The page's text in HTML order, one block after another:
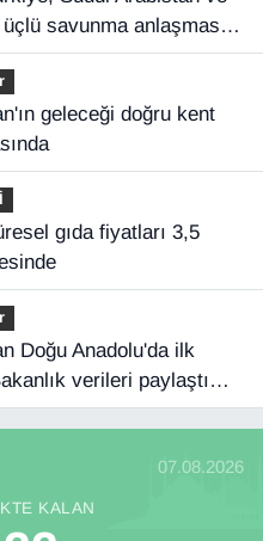
savunma anlaşması
verileri paylaştı…
07.08.2026
KALAN